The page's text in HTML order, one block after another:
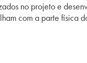
no projeto e
com a parte física